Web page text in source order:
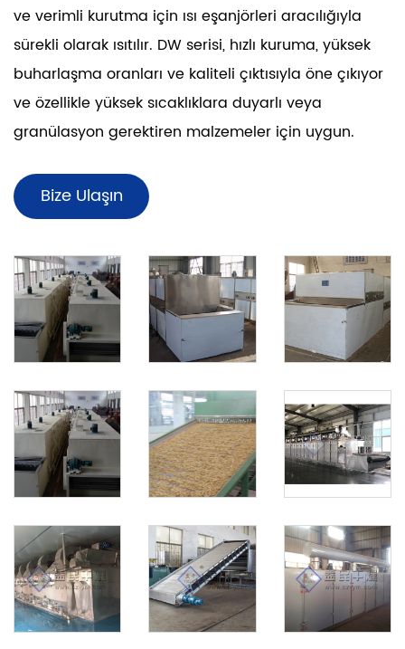
ve verimli kurutma için ısı eşanjörleri aracılığıyla
sürekli olarak ısıtılır. DW serisi, hızlı kuruma, yüksek
buharlaşma oranları ve kaliteli çıktısıyla öne çıkıyor
ve özellikle yüksek sıcaklıklara duyarlı veya
granülasyon gerektiren malzemeler için uygun.
Bize Ulaşın